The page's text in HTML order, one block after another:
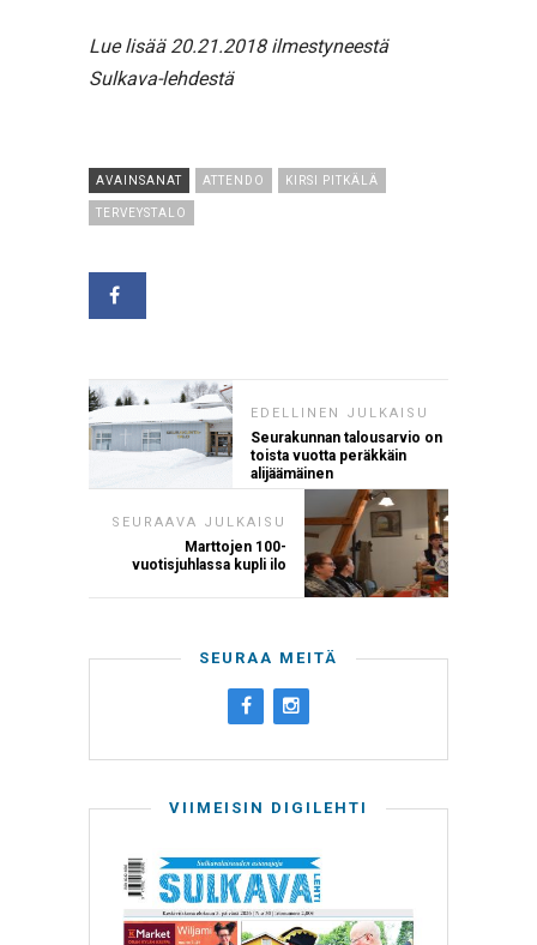
Lue lisää 20.21.2018 ilmestyneestä
Sulkava-lehdestä
AVAINSANAT ATTENDO KIRSI PITKÄLÄ
TERVEYSTALO
EDELLINEN JULKAISU
Seurakunnan talousarvio on
toista vuotta peräkkäin
alijäämäinen
SEURAAVA JULKAISU
Marttojen 100-
vuotisjuhlassa kupli ilo
SEURAA MEITÄ
VIIMEISIN DIGILEHTI